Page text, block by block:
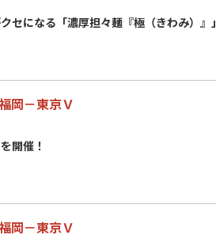
セになる「濃厚担々麺『極（きわみ）』」
岡－東京Ｖ
開催！
岡－東京Ｖ